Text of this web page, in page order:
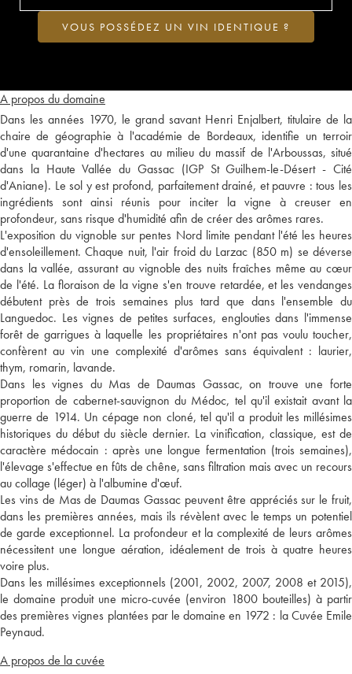
A propos du domaine
Dans les années 1970, le grand savant Henri Enjalbert, titulaire de la
chaire de géographie à l'académie de Bordeaux, identifie un terroir
d'une quarantaine d'hectares au milieu du massif de l'Arboussas, situé
dans la Haute Vallée du Gassac (IGP St Guilhem-le-Désert - Cité
d'Aniane). Le sol y est profond, parfaitement drainé, et pauvre : tous les
ingrédients sont ainsi réunis pour inciter la vigne à creuser en
profondeur, sans risque d'humidité afin de créer des arômes rares.
L'exposition du vignoble sur pentes Nord limite pendant l'été les heures
d'ensoleillement. Chaque nuit, l'air froid du Larzac (850 m) se déverse
dans la vallée, assurant au vignoble des nuits fraîches même au cœur
de l'été. La floraison de la vigne s'en trouve retardée, et les vendanges
débutent près de trois semaines plus tard que dans l'ensemble du
Languedoc. Les vignes de petites surfaces, englouties dans l'immense
forêt de garrigues à laquelle les propriétaires n'ont pas voulu toucher,
confèrent au vin une complexité d'arômes sans équivalent : laurier,
thym, romarin, lavande.
Dans les vignes du Mas de Daumas Gassac, on trouve une forte
proportion de cabernet-sauvignon du Médoc, tel qu'il existait avant la
guerre de 1914. Un cépage non cloné, tel qu'il a produit les millésimes
historiques du début du siècle dernier. La vinification, classique, est de
caractère médocain : après une longue fermentation (trois semaines),
l'élevage s'effectue en fûts de chêne, sans filtration mais avec un recours
au collage (léger) à l'albumine d'œuf.
Les vins de Mas de Daumas Gassac peuvent être appréciés sur le fruit,
dans les premières années, mais ils révèlent avec le temps un potentiel
de garde exceptionnel. La profondeur et la complexité de leurs arômes
nécessitent une longue aération, idéalement de trois à quatre heures
voire plus.
Dans les millésimes exceptionnels (2001, 2002, 2007, 2008 et 2015),
le domaine produit une micro-cuvée (environ 1800 bouteilles) à partir
des premières vignes plantées par le domaine en 1972 : la Cuvée Emile
Peynaud.
A propos de la cuvée
VOUS POSSÉDEZ UN VIN IDENTIQUE ?